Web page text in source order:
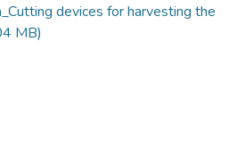
devices for harvesting the
MB)